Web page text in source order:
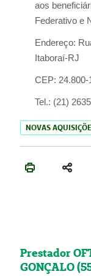
aos
Federativo e
Endereço:
Itaboraí-RJ
CEP: 24.800-
Tel.: (21)
NOVAS
Prestador
GONÇALO